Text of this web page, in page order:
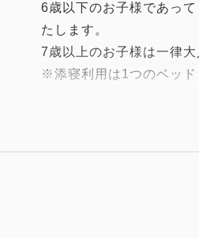
6歳以下のお子様であっ
たします。
7歳以上のお子様は一律大
※添寝利用は1つのベッ
40インチテレビ/竹製 歯
ャンプー/コンディショ